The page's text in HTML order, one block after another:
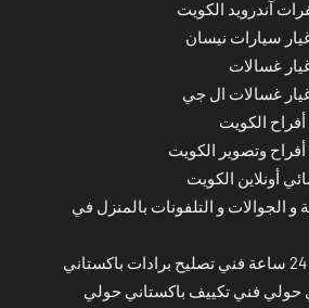
آندرويد الكويت
سيارات نيسان
غسالات
غسالات ال جي
الكويت
وتصوير الكويت
أونلاين الكويت
و الجوالات و التلفونات بالمنزل في
حولي فني تكييف باكستاني حولي